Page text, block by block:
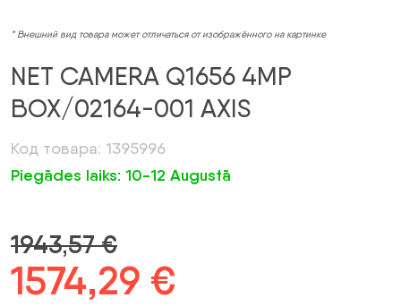
* Внешний вид товара может отличаться от изображённого на картинке
NET CAMERA Q1656 4MP
BOX/02164-001 AXIS
Код товара: 1395996
Piegādes laiks: 10-12 Augustā
1943,57€
Первоначальная
1574,29 €